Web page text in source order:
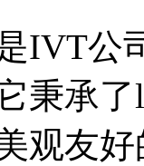
IVT公
秉承
观友